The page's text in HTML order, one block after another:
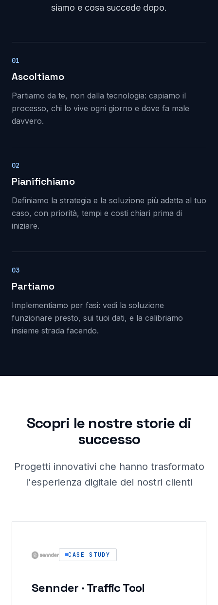
siamo e cosa succede dopo.
01
Ascoltiamo
Partiamo da te, non dalla tecnologia: capiamo il
processo, chi lo vive ogni giorno e dove fa male
davvero.
02
Pianifichiamo
Definiamo la strategia e la soluzione più adatta al tuo
caso, con priorità, tempi e costi chiari prima di
iniziare.
03
Partiamo
Implementiamo per fasi: vedi la soluzione
funzionare presto, sui tuoi dati, e la calibriamo
insieme strada facendo.
Scopri le nostre storie di
successo
Progetti innovativi che hanno trasformato
l'esperienza digitale dei nostri clienti
CASE STUDY
Sennder · Traffic Tool